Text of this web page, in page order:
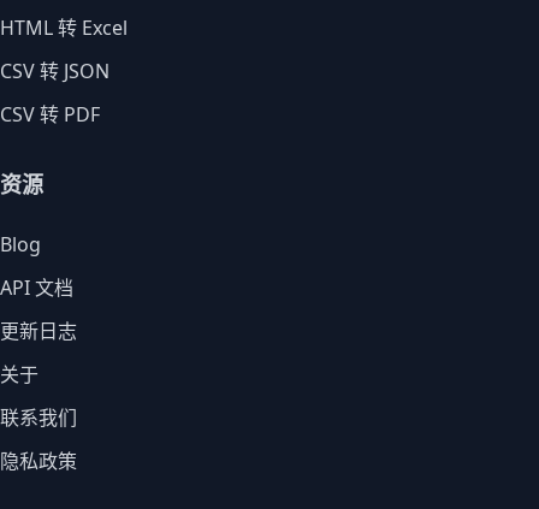
HTML 转 Excel
CSV 转 JSON
CSV 转 PDF
资源
Blog
API 文档
更新日志
关于
联系我们
隐私政策